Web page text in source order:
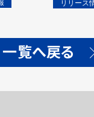
も収録
リリース
一覧へ戻る